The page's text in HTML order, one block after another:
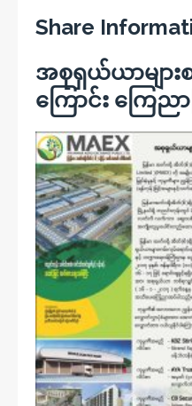
Share
အစုရှယ်ယာများ
ကြောင်း ကြေညာ